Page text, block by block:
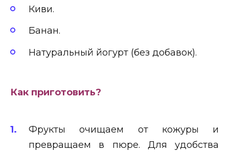
Киви.
Банан.
Натуральный йогурт (без добавок).
Как приготовить?
Фрукты очищаем от кожуры и
превращаем в пюре. Для удобства